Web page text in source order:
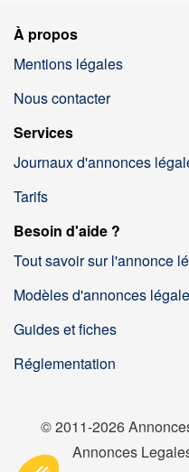
À propos
Mentions légales
Nous contacter
Services
Journaux d'annonces
Tarifs
Besoin d'aide ?
Tout savoir sur l'annonce
Modèles d'annonces
Guides et fiches
Réglementation
© 2011-2026
Annonces